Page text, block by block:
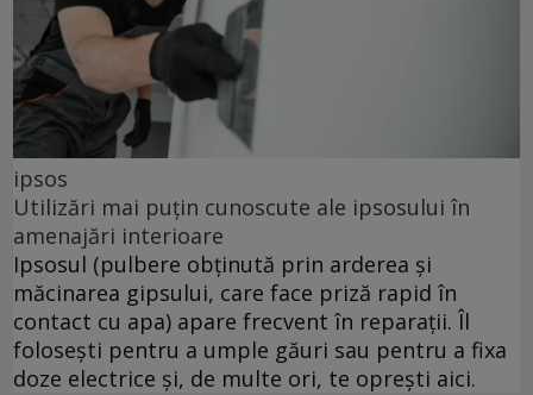
ipsos
Utilizări mai puțin cunoscute ale ipsosului în
amenajări interioare
Ipsosul (pulbere obținută prin arderea și
măcinarea gipsului, care face priză rapid în
contact cu apa) apare frecvent în reparații. Îl
folosești pentru a umple găuri sau pentru a fixa
doze electrice și, de multe ori, te oprești aici.